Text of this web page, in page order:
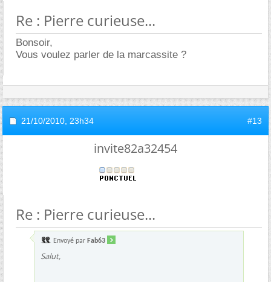
Re : Pierre curieuse...
Bonsoir,
Vous voulez parler de la marcassite ?
21/10/2010, 23h34 #13
invite82a32454
Re : Pierre curieuse...
Envoyé par Fab63
Salut,